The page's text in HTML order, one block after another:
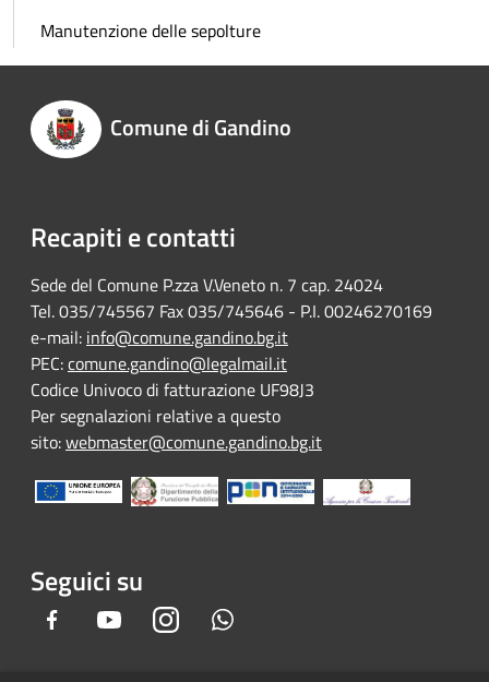
Manutenzione delle sepolture
Comune di Gandino
Recapiti e contatti
Sede del Comune P.zza V.Veneto n. 7 cap. 24024
Tel. 035/745567 Fax 035/745646 - P.I. 00246270169
e-mail: info@comune.gandino.bg.it
PEC:comune.gandino@legalmail.it
Codice Univoco di fatturazione UF98J3
Per segnalazioni relative a questo
sito:webmaster@comune.gandino.bg.it
Seguici su
Facebook YoutubeInstagram